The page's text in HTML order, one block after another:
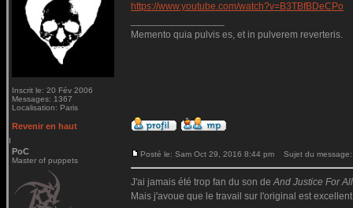
Inscrit le: 20 Fév 2006
Messages: 1367
Localisation: Paris
https://www.youtube.com/watch?v=B3TBfBDeCPo
Memento quia pulvis es, et in pulverem reverteris.
Revenir en haut
PoC
Master of puppets
Posté le: Sam Oct 29, 2016 8:44 pm Sujet du message:
J'ai jamais été trop fan du son deAnd Justice For
Mais j'avoue que le travail sur l'original est